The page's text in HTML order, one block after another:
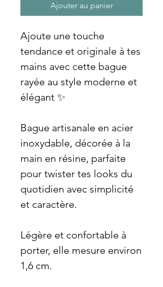
Ajouter au panier
Ajoute une touche
tendance et originale à tes
mains avec cette bague
rayée au style moderne et
élégant ✨
Bague artisanale en acier
inoxydable, décorée à la
main en résine, parfaite
pour twister tes looks du
quotidien avec simplicité
et caractère.
Légère et confortable à
porter, elle mesure environ
1,6 cm.